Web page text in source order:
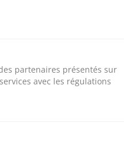
partenaires présentés sur
avec les régulations